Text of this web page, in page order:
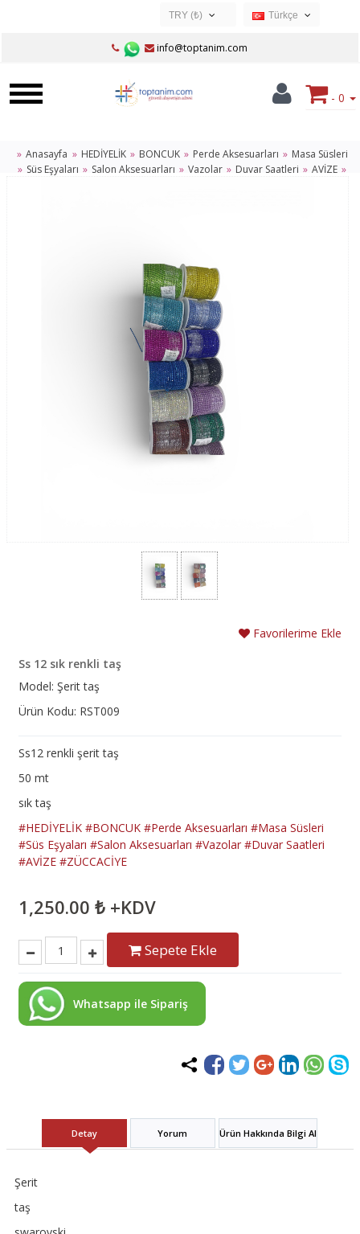
Türkçe
TRY (₺)
TRY (₺)
info@toptanim.com
- 0
Anasayfa HEDİYELİK BONCUK Perde Aksesuarları
Masa Süsleri
Süs Eşyaları
Salon Aksesuarları Vazolar Duvar Saatleri
AVİZE
Favorilerime Ekle
Ss 12 sık renkli taş
Model: Şerit taş
Ürün Kodu: RST009
Ss12 renkli şerit taş
50 mt
sık taş
#HEDİYELİK #BONCUK #Perde Aksesuarları #Masa Süsleri
#Süs Eşyaları #Salon Aksesuarları #Vazolar #Duvar Saatleri
#AVİZE #ZÜCCACİYE
1,250.00 ₺ +KDV
Sepete Ekle
Whatsapp ile Sipariş
Detay Yorum Ürün Hakkında Bilgi Al
Şerit
taş